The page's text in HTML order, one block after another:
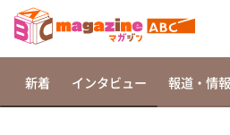
新着 インタビュー 報道・情報